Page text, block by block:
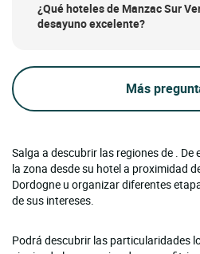
¿Qué hoteles de Manzac Sur
desayuno excelente?
Más
Salga a descubrir las regiones de .
la zona desde su hotel a proximidad
Dordogne u organizar diferentes
de sus intereses.
Podrá descubrir las particularidades